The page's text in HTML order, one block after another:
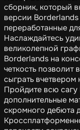
сборник, который
версии
переработанные
Наслаждайтесь
великолепной
Borderlands на
четкость позволит
сыграть
Пройдите всю сагу
дополнительные
скромного дебюта